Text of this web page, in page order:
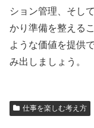
ション管理、そし
かり準備を整える
ような価値を提供
み出しましょう。
仕事を楽しむ考え方